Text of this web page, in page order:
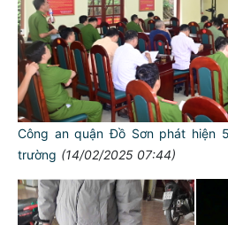
Công an quận Đồ Sơn phát hiện
trường (14/02/2025 07:44)